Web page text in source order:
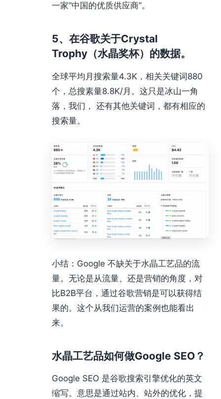
一家“中国的优质供应商”。
5、在谷歌关于Crystal
Trophy（水晶奖杯）的数据。
全球平均月搜索量4.3K，相关关键词880
个，总搜素量8.8K/月。这只是冰山一角
落，我们， 还有其他关键词，都有相应的
搜索量。
小结：Google 不缺关于水晶工艺品的流
量。无论是从流量、还是营销的角度，对
比B2B平台，通过谷歌营销是可以获得结
果的。这个从我们运营的案例也能看出
来。
水晶工艺品如何做Google SEO？
Google SEO 是谷歌搜索引擎优化的英文
缩写。意思是通过站内、站外的优化，提